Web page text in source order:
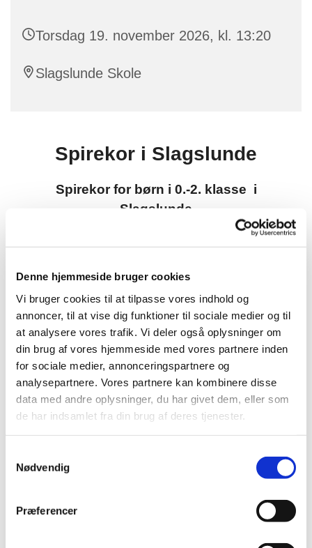
Denne hjemmeside bruger cookies
Vi bruger cookies til at tilpasse vores indhold og
annoncer, til at vise dig funktioner til sociale medier og til
at analysere vores trafik. Vi deler også oplysninger om
din brug af vores hjemmeside med vores partnere inden
for sociale medier, annonceringspartnere og
analysepartnere. Vores partnere kan kombinere disse
data med andre oplysninger, du har givet dem, eller som
de har indsamlet fra din brug af deres tjenester.
Nødvendig
Præferencer
Torsdag 19. november 2026, kl. 13:20
Slagslunde Skole
Spirekor i Slagslunde
Spirekor for børn i 0.-2. klasse i
Slagslunde
Torsdage kl. 13:20-14:10 på Slagslunde
skole
Tilmeld dit barn via kirkens hjemmeside.
Deltagelse til børnekor er gratis.
Vi leger sangene og musikken ind i kroppen ved hjælp
af fagter, rytmik, dans og leg. Der er plads til fejl og
synges alt fra klassisk, pop, sanglege, kanons, salmer
og alt det, der giver mening for børnene. Derudover
familiegudstjenester.